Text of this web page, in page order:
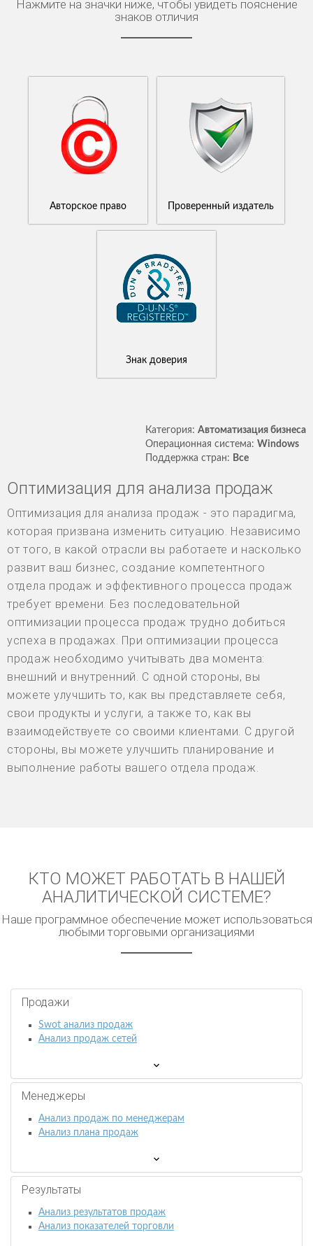
Нажмите на значки ниже, чтобы увидеть пояснение
знаков отличия
Авторское право Проверенный издатель
Знак доверия
Категория: Автоматизация бизнеса
Операционная система: Windows
Поддержка стран: Все
Оптимизация для анализа продаж
Оптимизация для анализа продаж - это парадигма,
которая призвана изменить ситуацию. Независимо
от того, в какой отрасли вы работаете и насколько
развит ваш бизнес, создание компетентного
отдела продаж и эффективного процесса продаж
требует времени. Без последовательной
оптимизации процесса продаж трудно добиться
успеха в продажах. При оптимизации процесса
продаж необходимо учитывать два момента:
внешний и внутренний. С одной стороны, вы
можете улучшить то, как вы представляете себя,
свои продукты и услуги, а также то, как вы
взаимодействуете со своими клиентами. С другой
стороны, вы можете улучшить планирование и
выполнение работы вашего отдела продаж.
КТО МОЖЕТ РАБОТАТЬ В НАШЕЙ
АНАЛИТИЧЕСКОЙ СИСТЕМЕ?
Наше программное обеспечение может использоваться
любыми торговыми организациями
Продажи
Swot анализ продаж
Анализ продаж сетей
Менеджеры
Анализ продаж по менеджерам
Анализ плана продаж
Результаты
Анализ результатов продаж
Анализ показателей торговли